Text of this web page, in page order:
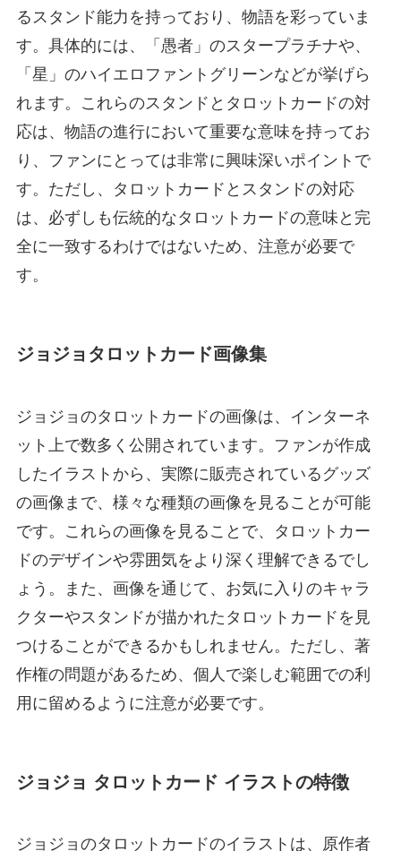
るスタンド能力を持っており、物語を彩っていま
す。具体的には、「愚者」のスタープラチナや、
「星」のハイエロファントグリーンなどが挙げら
れます。これらのスタンドとタロットカードの対
応は、物語の進行において重要な意味を持ってお
り、ファンにとっては非常に興味深いポイントで
す。ただし、タロットカードとスタンドの対応
は、必ずしも伝統的なタロットカードの意味と完
全に一致するわけではないため、注意が必要で
す。
ジョジョタロットカード画像集
ジョジョのタロットカードの画像は、インターネ
ット上で数多く公開されています。ファンが作成
したイラストから、実際に販売されているグッズ
の画像まで、様々な種類の画像を見ることが可能
です。これらの画像を見ることで、タロットカー
ドのデザインや雰囲気をより深く理解できるでし
ょう。また、画像を通じて、お気に入りのキャラ
クターやスタンドが描かれたタロットカードを見
つけることができるかもしれません。ただし、著
作権の問題があるため、個人で楽しむ範囲での利
用に留めるように注意が必要です。
ジョジョ タロットカード イラストの特徴
ジョジョのタロットカードのイラストは、原作者